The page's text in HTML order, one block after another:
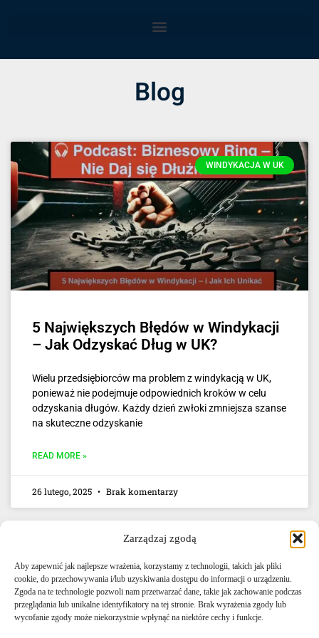
Zarządzaj zgodą
Aby zapewnić jak najlepsze wrażenia, korzystamy z technologii, takich jak pliki
cookie, do przechowywania i/lub uzyskiwania dostępu do informacji o urządzeniu.
Zgoda na te technologie pozwoli nam przetwarzać dane, takie jak zachowanie podczas
przeglądania lub unikalne identyfikatory na tej stronie. Brak wyrażenia zgody lub
wycofanie zgody może niekorzystnie wpłynąć na niektóre cechy i funkcje.
Blog
WINDYKACJA W UK
5 Największych Błędów w Windykacji
– Jak Odzyskać Dług w UK?
Wielu przedsiębiorców ma problem z windykacją w UK,
ponieważ nie podejmuje odpowiednich kroków w celu
odzyskania długów. Każdy dzień zwłoki zmniejsza szanse
na skuteczne odzyskanie
READ MORE »
26 lutego, 2025 Brak komentarzy
E-mail: info@agencjacelna.uk